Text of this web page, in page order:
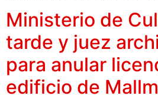
Ministerio de
tarde y juez
para anular
edificio de